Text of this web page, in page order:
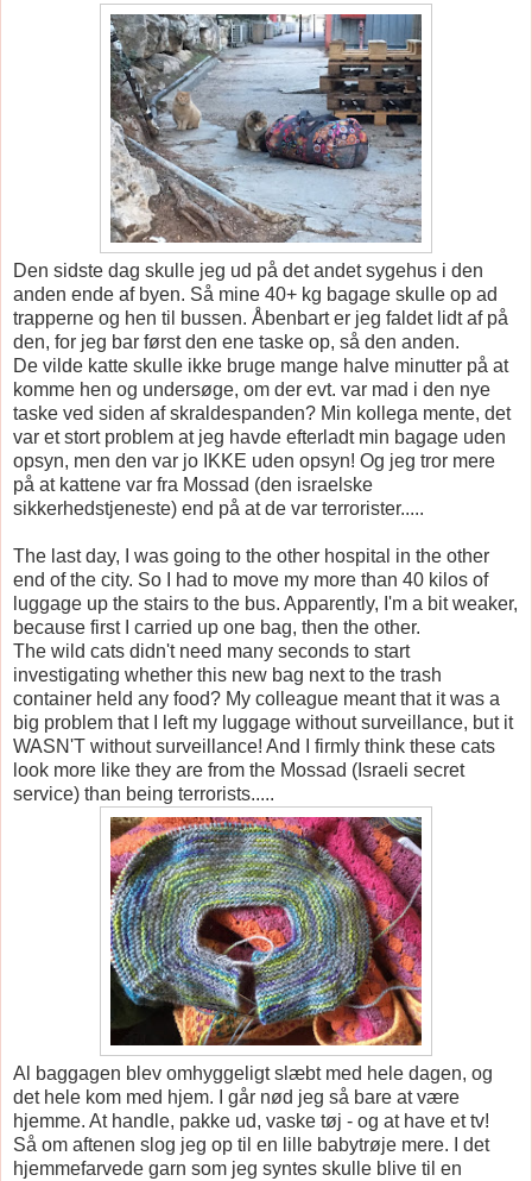
Den sidste dag skulle jeg ud på det andet sygehus i den
anden ende af byen. Så mine 40+ kg bagage skulle op ad
trapperne og hen til bussen. Åbenbart er jeg faldet lidt af på
den, for jeg bar først den ene taske op, så den anden.
De vilde katte skulle ikke bruge mange halve minutter på at
komme hen og undersøge, om der evt. var mad i den nye
taske ved siden af skraldespanden? Min kollega mente, det
var et stort problem at jeg havde efterladt min bagage uden
opsyn, men den var jo IKKE uden opsyn! Og jeg tror mere
på at kattene var fra Mossad (den israelske
sikkerhedstjeneste) end på at de var terrorister.....
The last day, I was going to the other hospital in the other
end of the city. So I had to move my more than 40 kilos of
luggage up the stairs to the bus. Apparently, I'm a bit weaker,
because first I carried up one bag, then the other.
The wild cats didn't need many seconds to start
investigating whether this new bag next to the trash
container held any food? My colleague meant that it was a
big problem that I left my luggage without surveillance, but it
WASN'T without surveillance! And I firmly think these cats
look more like they are from the Mossad (Israeli secret
service) than being terrorists.....
Al baggagen blev omhyggeligt slæbt med hele dagen, og
det hele kom med hjem. I går nød jeg så bare at være
hjemme. At handle, pakke ud, vaske tøj - og at have et tv!
Så om aftenen slog jeg op til en lille babytrøje mere. I det
hjemmefarvede garn som jeg syntes skulle blive til en